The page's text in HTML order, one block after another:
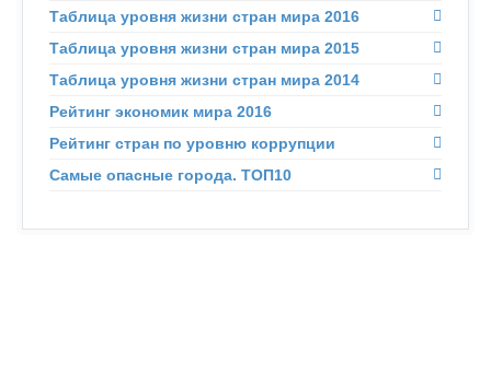
Таблица уровня жизни стран мира 2016
Таблица уровня жизни стран мира 2015
Таблица уровня жизни стран мира 2014
Рейтинг экономик мира 2016
Рейтинг стран по уровню коррупции
Самые опасные города. ТОП10